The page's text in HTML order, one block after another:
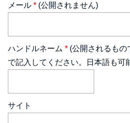
メール * (公開されません)
ハンドルネーム * (公開されるもの
で記入してください。日本語も可
サイト